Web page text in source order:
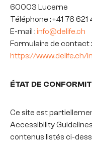
60003 Lucerne
Téléphone : +41 76 621
E-mail :info@delife.ch
Formulaire de contact :
https://www.delife.ch/
ÉTAT DE
Ce site est
Accessibility Guidelines
contenus listés ci-